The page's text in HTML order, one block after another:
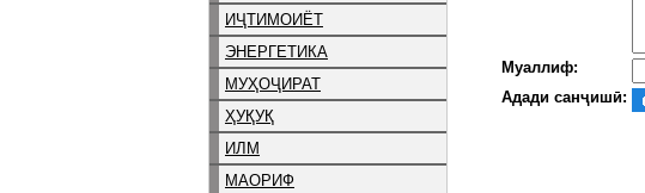
ИҶТИМОИЁТ
ЭНЕРГЕТИКА
МУҲОҶИРАТ
ҲУҚУҚ
ИЛМ
МАОРИФ
Муаллиф:
Адади санҷишӣ: